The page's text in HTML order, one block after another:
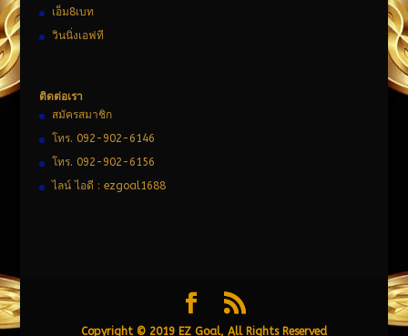
เอ็ม8เบท
วินนิ่งเอฟที
ติดต่อเรา
สมัครสมาชิก
โทร. 092-902-6146
โทร. 092-902-6156
ไลน์ ไอดี : ezgoal1688
Copyright © 2019 EZ Goal, All Rights Reserved